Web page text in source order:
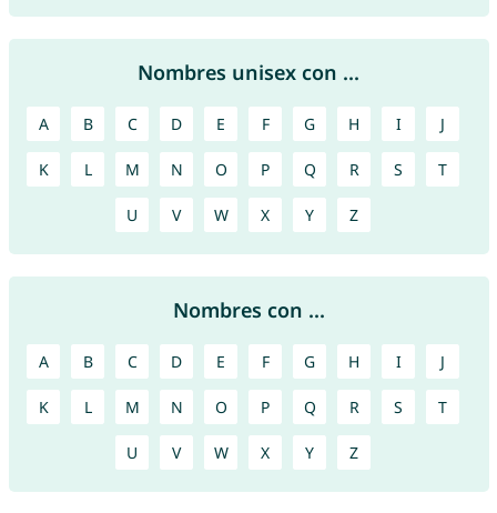
Nombres unisex con ...
A B C D E F G H I J
K L M N O P Q R S T
U V W X Y Z
Nombres con ...
A B C D E F G H I J
K L M N O P Q R S T
U V W X Y Z